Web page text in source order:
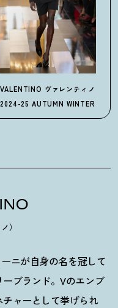
VALENTINO ヴァレンティノ
2024-25 AUTUMN WINTER
）
ニが自身の名を冠して
ブランド。Vのエンブ
ャーとして挙げられ